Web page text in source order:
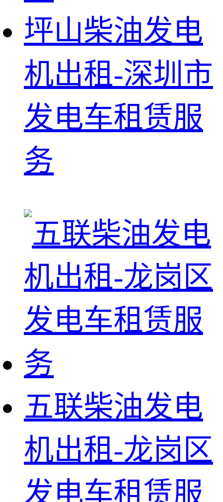
坪山柴油发电
机出租-深圳市
发电车租赁服
务
五联柴油发电
机出租-龙岗区
发电车租赁服